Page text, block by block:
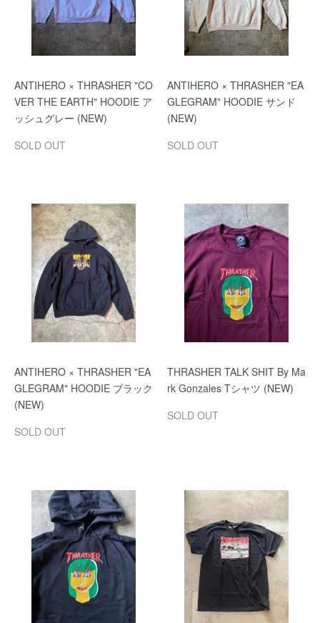
ANTIHERO × THRASHER "CO
VER THE EARTH" HOODIE ア
ッシュグレー (NEW)
SOLD OUT
ANTIHERO × THRASHER "EA
GLEGRAM" HOODIE サンド
(NEW)
SOLD OUT
ANTIHERO × THRASHER "EA
GLEGRAM" HOODIE ブラック
(NEW)
SOLD OUT
THRASHER TALK SHIT By Ma
rk Gonzales Tシャツ (NEW)
SOLD OUT